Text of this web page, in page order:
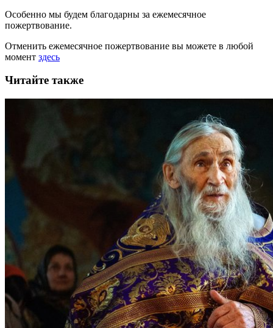
Особенно мы будем благодарны за ежемесячное
пожертвование.
Отменить ежемесячное пожертвование вы можете в любой
момент здесь
Читайте также